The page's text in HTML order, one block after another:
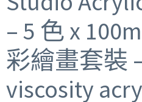
– 5 色 x
彩繪畫套裝
viscosity